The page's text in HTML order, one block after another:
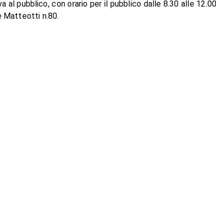
al pubblico, con orario per il pubblico dalle 8.30 alle
Matteotti n.80.